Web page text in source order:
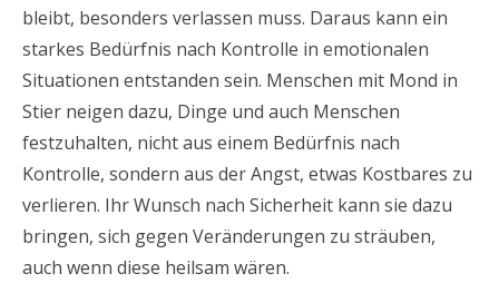
bleibt, besonders verlassen muss. Daraus kann ein
starkes Bedürfnis nach Kontrolle in emotionalen
Situationen entstanden sein. Menschen mit Mond in
Stier neigen dazu, Dinge und auch Menschen
festzuhalten, nicht aus einem Bedürfnis nach
Kontrolle, sondern aus der Angst, etwas Kostbares zu
verlieren. Ihr Wunsch nach Sicherheit kann sie dazu
bringen, sich gegen Veränderungen zu sträuben,
auch wenn diese heilsam wären.